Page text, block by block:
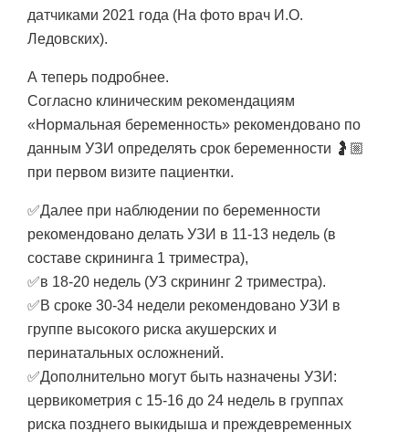
датчиками 2021 года (На фото врач И.О.
Ледовских).
А теперь подробнее.
Согласно клиническим рекомендациям
«Нормальная беременность» рекомендовано по
данным УЗИ определять срок беременности 🤰🏼
при первом визите пациентки.
✅Далее при наблюдении по беременности
рекомендовано делать УЗИ в 11-13 недель (в
составе скрининга 1 триместра),
✅в 18-20 недель (УЗ скрининг 2 триместра).
✅В сроке 30-34 недели рекомендовано УЗИ в
группе высокого риска акушерских и
перинатальных осложнений.
✅Дополнительно могут быть назначены УЗИ:
цервикометрия с 15-16 до 24 недель в группах
риска позднего выкидыша и преждевременных